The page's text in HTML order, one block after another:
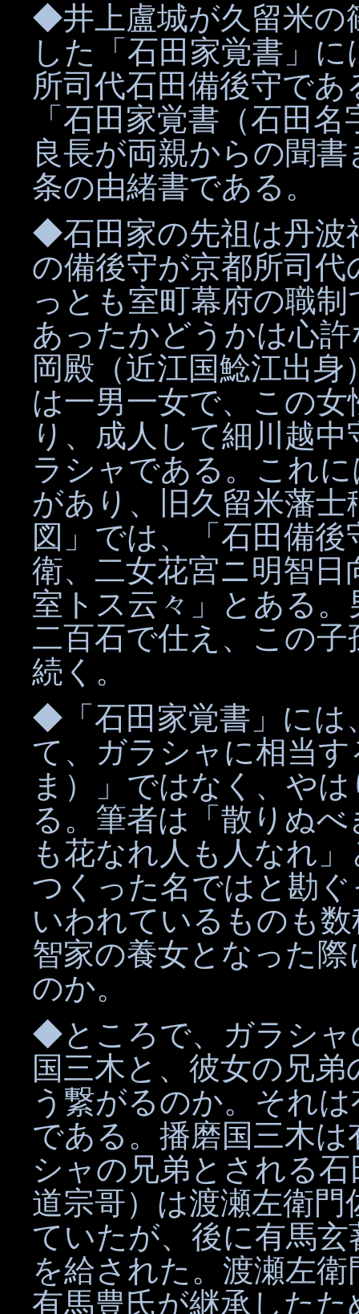
◆井上盧城が久留米の
した「石田家覚書」
所司代石田備後守で
「石田家覚書（石田
良長が両親からの聞
条の由緒書である。
◆石田家の先祖は丹波
の備後守が京都所司
っとも室町幕府の職
あったかどうかは心
岡殿（近江国鯰江出
は一男一女で、この
り、成人して細川越
ラシャである。これ
があり、旧久留米藩
図」では、「石田備
衛、二女花宮ニ明智
室トス云々」とある
二百石で仕え、この
続く。
◆「石田家覚書」には
て、ガラシャに相当
ま）」ではなく、や
る。筆者は「散りぬ
も花なれ人も人なれ
つくった名ではと勘
いわれているものも
智家の養女となった
のか。
◆ところで、ガラシャ
国三木と、彼女の兄
う繋がるのか。それ
である。播磨国三木
シャの兄弟とされる
道宗哥）は渡瀬左衛
ていたが、後に有馬
を給された。渡瀬左
有馬豊氏が継承した